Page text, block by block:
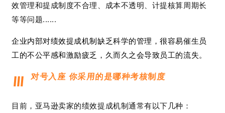
效管理和提成制度不合理、成本不透明、计提核算周期长
等等问题......
企业内部对绩效提成机制缺乏科学的管理，很容易催生员
工的不公平感和激励疲乏，久而久之会导致员工的流失。
对号入座 你采用的是哪种考核制度
目前，亚马逊卖家的绩效提成机制通常有以下几种：